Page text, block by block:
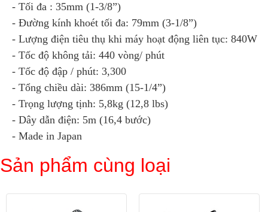
- Tối đa : 35mm (1-3/8”)
- Đường kính khoét tối đa: 79mm (3-1/8”)
- Lượng điện tiêu thụ khi máy hoạt động liên tục: 840W
- Tốc độ không tải: 440 vòng/ phút
- Tốc độ đập / phút: 3,300
- Tổng chiều dài: 386mm (15-1/4”)
- Trọng lượng tịnh: 5,8kg (12,8 lbs)
- Dây dẫn điện: 5m (16,4 bước)
- Made in Japan
Sản phẩm cùng loại